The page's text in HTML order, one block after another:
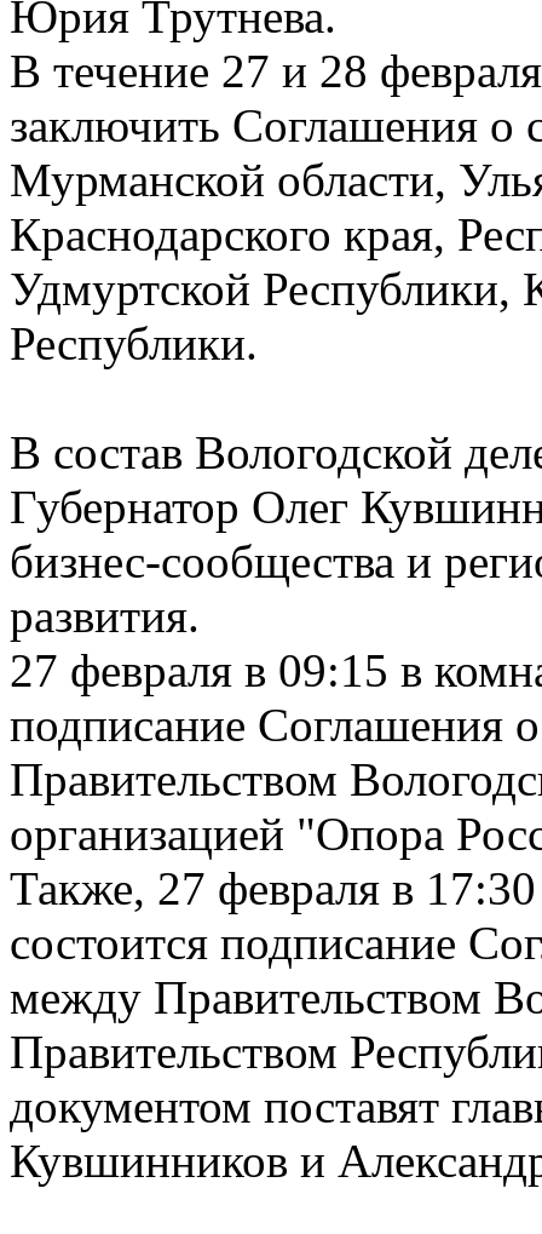
Юрия Трутнева.
В течение 27 и 28
заключить Соглашения о
Мурманской области,
Краснодарского края,
Удмуртской Республики,
Республики.
В состав Вологодской
Губернатор Олег
бизнес-сообщества и
развития.
27 февраля в 09:15 в
подписание Соглашения
Правительством
организацией "Опора
Также, 27 февраля в
состоится подписание
между Правительством
Правительством
документом поставят
Кувшинников и